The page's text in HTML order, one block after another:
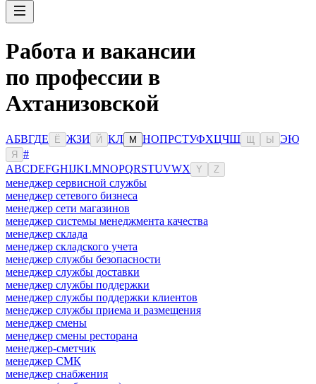
Работа и вакансии
по профессии в
Ахтанизовской
АБВГДЕ Ё ЖЗИ Й КЛ М НОПРСТУФХЦЧШ Ы ЭЮ
Я
#
ABCDEFGHIJKLMNOPQRSTUVWX Y Z
менеджер сервисной службы
менеджер сетевого бизнеса
менеджер сети магазинов
менеджер системы менеджмента качества
менеджер склада
менеджер складского учета
менеджер службы безопасности
менеджер службы доставки
менеджер службы поддержки
менеджер службы поддержки клиентов
менеджер службы приема и размещения
менеджер смены
менеджер смены ресторана
менеджер-сметчик
менеджер СМК
менеджер снабжения